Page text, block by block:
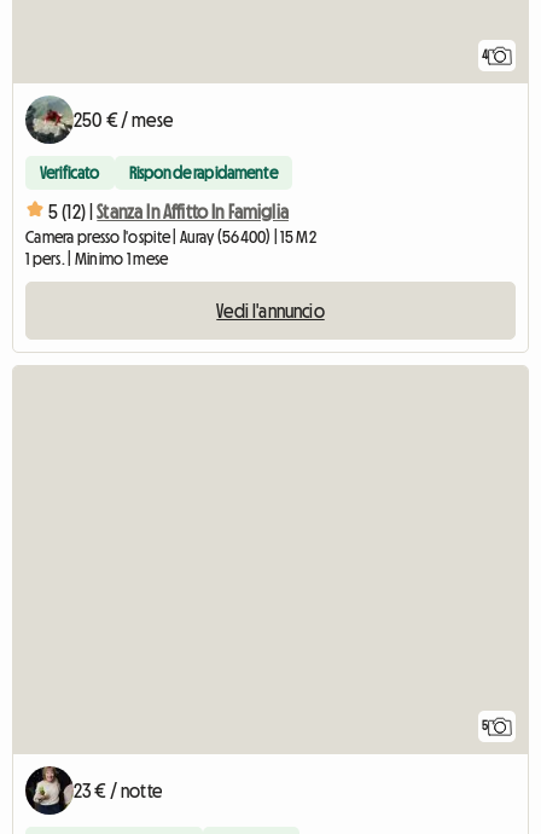
4
250 € / mese
Verificato Risponde rapidamente
5 (12) | Stanza In Affitto In Famiglia
Camera presso l'ospite | Auray (56400) | 15 M2
1 pers. | Minimo 1 mese
Vedi l'annuncio
5
23 € / notte